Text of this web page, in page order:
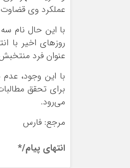
عملکرد وی قضاوت
با این حال نام
روزهای اخیر با
عنوان فرد
با این وجود،
برای تحقق
می‌رود.
مرجع: فارس
انتهای پیام/*